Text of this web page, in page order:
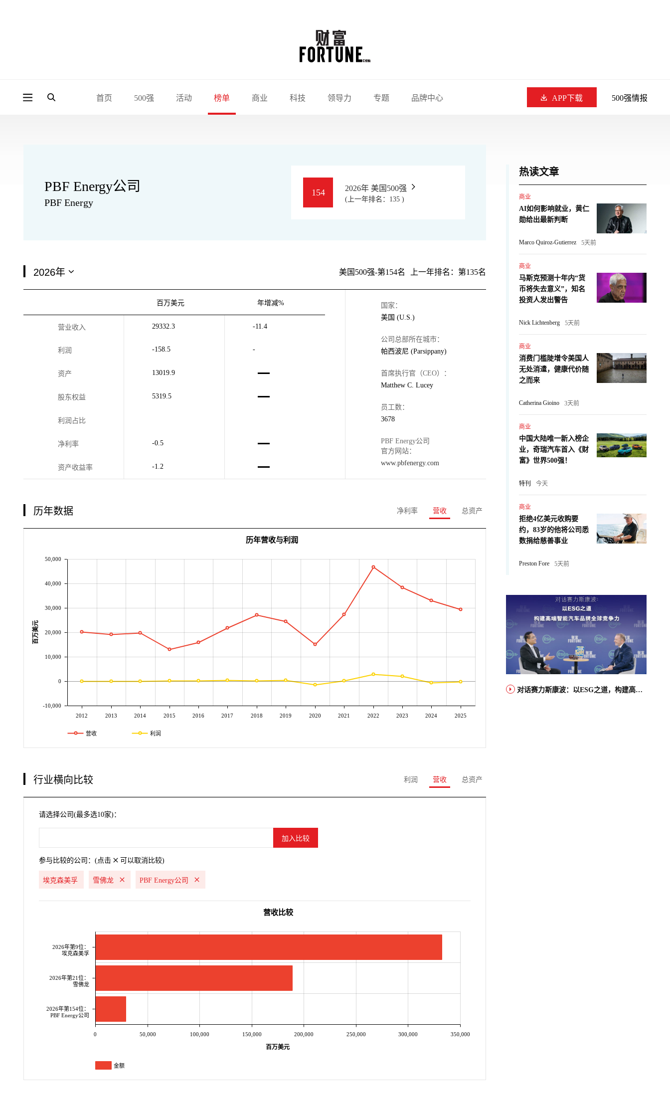
首页 500强 活动 榜单 商业 科技 领导力 专题 品牌中心 APP下载 500强情报
PBF Energy公司
PBF Energy
154 2026年 美国500强
(上一年排名：135 )
美国500强-第154名 上一年排名：第135名
百万美元 年增减%
营业收入 29332.3 -11.4
利润 -158.5 -
资产 13019.9
股东权益 5319.5
利润占比
净利率 -0.5
资产收益率 -1.2
国家：
美国 (U.S.)
公司总部所在城市：
帕西波尼 (Parsippany)
首席执行官（CEO）：
Matthew C. Lucey
员工数：
3678
PBF Energy公司
官方网站：
www.pbfenergy.com
历年数据 净利率 营收 总资产
2012 2013 2014 2015 2016 2017 2018 2019 2020 2021 2022 2023 2024 2025
-10,000
0
10,000
20,000
30,000
40,000
50,000
百万美元
历年营收与利润
营收 利润
行业横向比较 利润 营收 总资产
请选择公司(最多选10家)：
参与比较的公司：(点击 可以取消比较)
埃克森美孚 雪佛龙 PBF Energy公司
2026年第9位：
埃克森美孚
2026年第21位：
雪佛龙
2026年第154位：
PBF Energy公司
0 50,000 100,000 150,000 200,000 250,000 300,000 350,000
百万美元
营收比较
金额
热读文章
商业
AI如何影响就业，黄仁
勋给出最新判断
Marco Quiroz-Gutierrez 5天前
商业
马斯克预测十年内“货
币将失去意义”，知名
投资人发出警告
Nick Lichtenberg 5天前
商业
消费门槛陡增令美国人
无处消遣，健康代价随
之而来
Catherina Gioino 3天前
商业
中国大陆唯一新入榜企
业，奇瑞汽车首入《财
富》世界500强！
特刊 今天
商业
拒绝4亿美元收购要
约，83岁的他将公司悉
数捐给慈善事业
Preston Fore 5天前
对话赛力斯康波：以ESG之道，构建高端智能汽车品牌全球竞争力